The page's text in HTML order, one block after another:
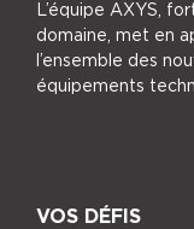
L’équipe AXYS,
domaine, met en
l’ensemble des
équipements
VOS DÉFIS